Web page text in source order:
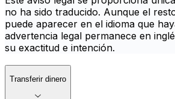
no ha sido traducido. Aunque el
puede aparecer en el idioma que
advertencia legal permanece en
su exactitud e intención.
Transferir dinero